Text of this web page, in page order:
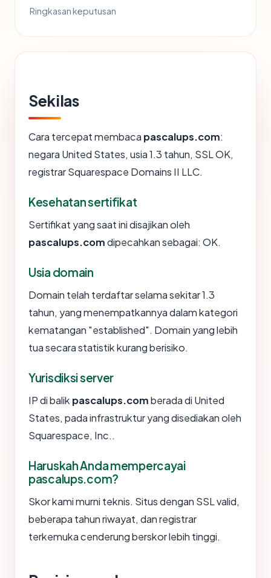
Ringkasan keputusan
Sekilas
Cara tercepat membaca pascalups.com:
negara United States, usia 1.3 tahun, SSL OK,
registrar Squarespace Domains II LLC.
Kesehatan sertifikat
Sertifikat yang saat ini disajikan oleh
pascalups.comdipecahkan sebagai: OK.
Usia domain
Domain telah terdaftar selama sekitar 1.3
tahun, yang menempatkannya dalam kategori
kematangan "established". Domain yang lebih
tua secara statistik kurang berisiko.
Yurisdiksi server
IP di balik pascalups.comberada di United
States, pada infrastruktur yang disediakan oleh
Squarespace, Inc..
Haruskah Anda mempercayai
pascalups.com?
Skor kami murni teknis. Situs dengan SSL valid,
beberapa tahun riwayat, dan registrar
terkemuka cenderung berskor lebih tinggi.